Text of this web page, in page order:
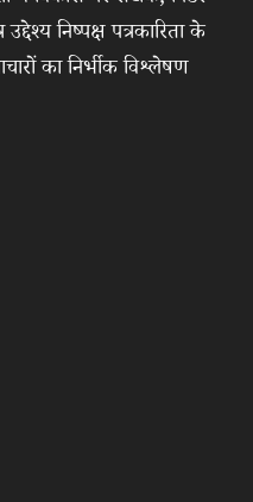
निष्पक्ष पत्रकारिता के
का निर्भीक विश्लेषण